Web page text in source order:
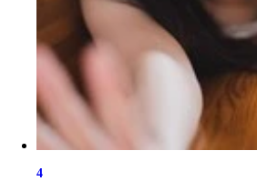
4